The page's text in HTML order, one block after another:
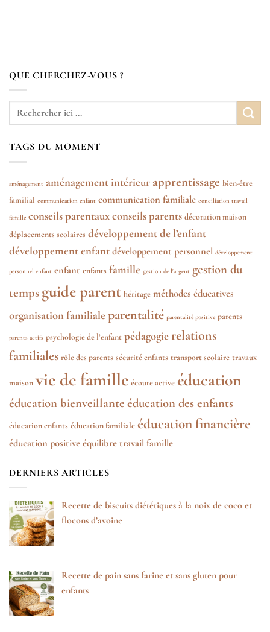
QUE CHERCHEZ-VOUS ?
TAGS DU MOMENT
aménagement aménagement intérieur apprentissage bien-être
familial communication enfant communication familiale conciliation travail
famille conseils parentauxconseils parents décoration maison
déplacements scolaires développement de l’enfant
développement enfant développement personnel développement
personnel enfant enfant enfants famille gestion de l'argent gestion du
temps guide parent héritage méthodes éducatives
organisation familialeparentalité parentalité positive parents
parents actifs psychologie de l’enfant pédagogierelations
familiales rôle des parents sécurité enfants transport scolaire travaux
maison vie de famille écoute active éducation
éducation bienveillante éducation des enfants
éducation enfants éducation familiale éducation financière
éducation positive équilibre travail famille
DERNIERS ARTICLES
Recette de biscuits diététiques à la noix de coco et
flocons d’avoine
Recette de pain sans farine et sans gluten pour
enfants